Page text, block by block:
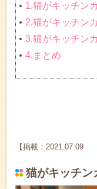
1.猫がキッチン
2.猫がキッチン
3.猫がキッチン
4.まとめ
【掲載：2021.07.09
猫がキッチン